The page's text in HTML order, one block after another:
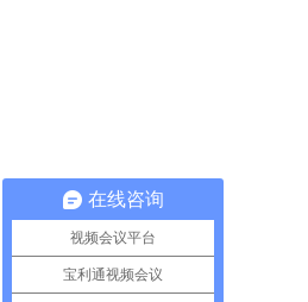
在线咨询
视频会议平台
宝利通视频会议